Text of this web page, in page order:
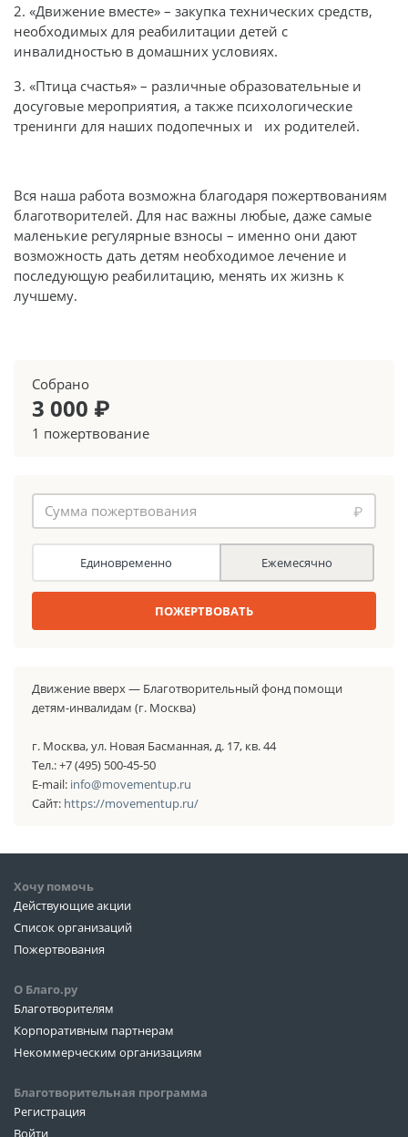
2. «Движение вместе» – закупка технических средств,
необходимых для реабилитации детей с
инвалидностью в домашних условиях.
3. «Птица счастья» – различные образовательные и
досуговые мероприятия, а также психологические
тренинги для наших подопечных и их родителей.
Вся наша работа возможна благодаря пожертвованиям
благотворителей. Для нас важны любые, даже самые
маленькие регулярные взносы – именно они дают
возможность дать детям необходимое лечение и
последующую реабилитацию, менять их жизнь к
лучшему.
Собрано
3 000 ₽
1 пожертвование
₽
Единовременно Ежемесячно
ПОЖЕРТВОВАТЬ
Движение вверх — Благотворительный фонд помощи
детям-инвалидам (г. Москва)
г. Москва, ул. Новая Басманная, д. 17, кв. 44
Тел.: +7 (495) 500-45-50
E-mail: info@movementup.ru
Сайт: https://movementup.ru/
Хочу помочь
Действующие акции
Список организаций
Пожертвования
О Благо.ру
Благотворителям
Корпоративным партнерам
Некоммерческим организациям
Благотворительная программа
Регистрация
Войти